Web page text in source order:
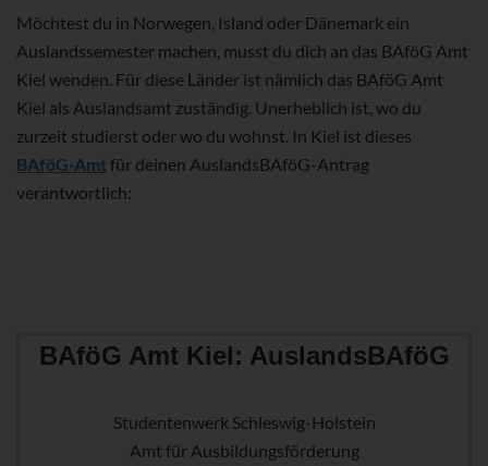
Möchtest du in Norwegen, Island oder Dänemark ein
Auslandssemester machen, musst du dich an das BAföG Amt
Kiel wenden. Für diese Länder ist nämlich das BAföG Amt
Kiel als Auslandsamt zuständig. Unerheblich ist, wo du
zurzeit studierst oder wo du wohnst. In Kiel ist dieses
BAföG-Amtfür deinen AuslandsBAföG-Antrag
verantwortlich:
BAföG Amt Kiel: AuslandsBAföG
Studentenwerk Schleswig-Holstein
Amt für Ausbildungsförderung